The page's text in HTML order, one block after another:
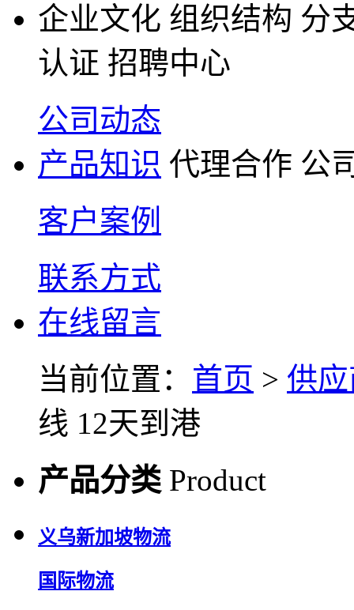
企业文化 组织结构 分
认证 招聘中心
公司动态
产品知识 代理合作 公
客户案例
联系方式
在线留言
当前位置： 首页 > 供
线 12天到港
产品分类 Product
义乌新加坡物流
国际物流